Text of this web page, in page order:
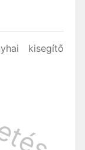
kisegítő